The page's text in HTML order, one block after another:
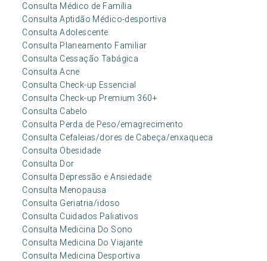
Consulta Médico de Família
Consulta Aptidão Médico-desportiva
Consulta Adolescente
Consulta Planeamento Familiar
Consulta Cessação Tabágica
Consulta Acne
Consulta Check-up Essencial
Consulta Check-up Premium 360+
Consulta Cabelo
Consulta Perda de Peso/emagrecimento
Consulta Cefaleias/dores de Cabeça/enxaqueca
Consulta Obesidade
Consulta Dor
Consulta Depressão e Ansiedade
Consulta Menopausa
Consulta Geriatria/idoso
Consulta Cuidados Paliativos
Consulta Medicina Do Sono
Consulta Medicina Do Viajante
Consulta Medicina Desportiva